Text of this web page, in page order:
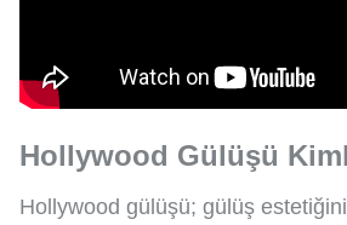
Hollywood Gülüşü
Hollywood gülüşü; gülüş